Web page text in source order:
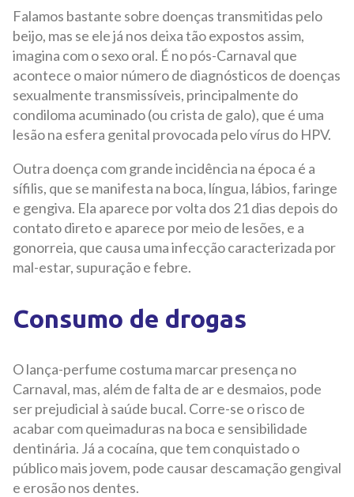
Falamos bastante sobre doenças transmitidas pelo
beijo, mas se ele já nos deixa tão expostos assim,
imagina com o sexo oral. É no pós-Carnaval que
acontece o maior número de diagnósticos de doenças
sexualmente transmissíveis, principalmente do
condiloma acuminado (ou crista de galo), que é uma
lesão na esfera genital provocada pelo vírus do HPV.
Outra doença com grande incidência na época é a
sífilis, que se manifesta na boca, língua, lábios, faringe
e gengiva. Ela aparece por volta dos 21 dias depois do
contato direto e aparece por meio de lesões, e a
gonorreia, que causa uma infecção caracterizada por
mal-estar, supuração e febre.
Consumo de drogas
O lança-perfume costuma marcar presença no
Carnaval, mas, além de falta de ar e desmaios, pode
ser prejudicial à saúde bucal. Corre-se o risco de
acabar com queimaduras na boca e sensibilidade
dentinária. Já a cocaína, que tem conquistado o
público mais jovem, pode causar descamação gengival
e erosão nos dentes.